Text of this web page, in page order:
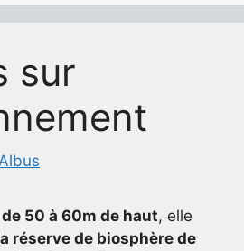
sur
50 à 60m de haut, elle
réserve de biosphère de